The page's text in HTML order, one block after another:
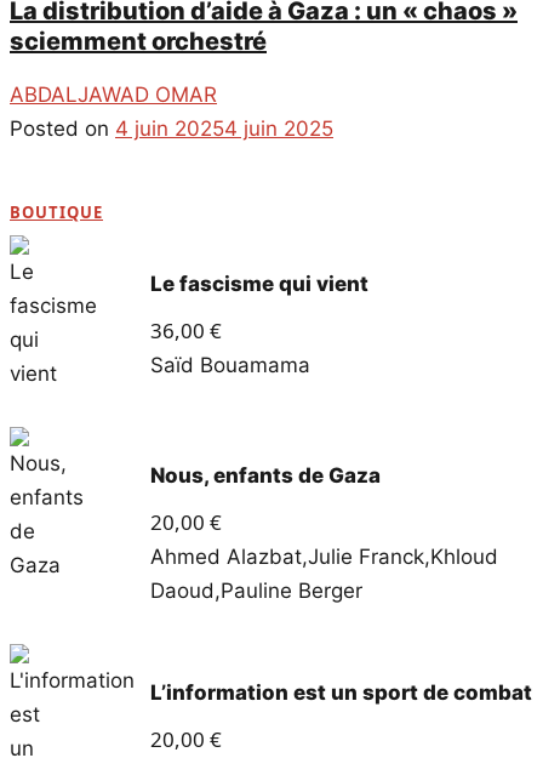
La distribution d’aide à Gaza : un « chaos »
sciemment orchestré
ABDALJAWAD OMAR
Posted on 4 juin 20254 juin 2025
BOUTIQUE
Le fascisme qui vient
36,00 €
Saïd Bouamama
Nous, enfants de Gaza
20,00 €
Ahmed Alazbat,Julie Franck,Khloud
Daoud,Pauline Berger
L’information est un sport de combat
20,00 €